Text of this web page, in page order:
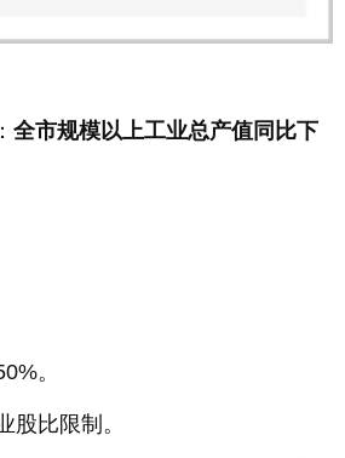
全市规模以上工业总产值同比下
。
比限制。